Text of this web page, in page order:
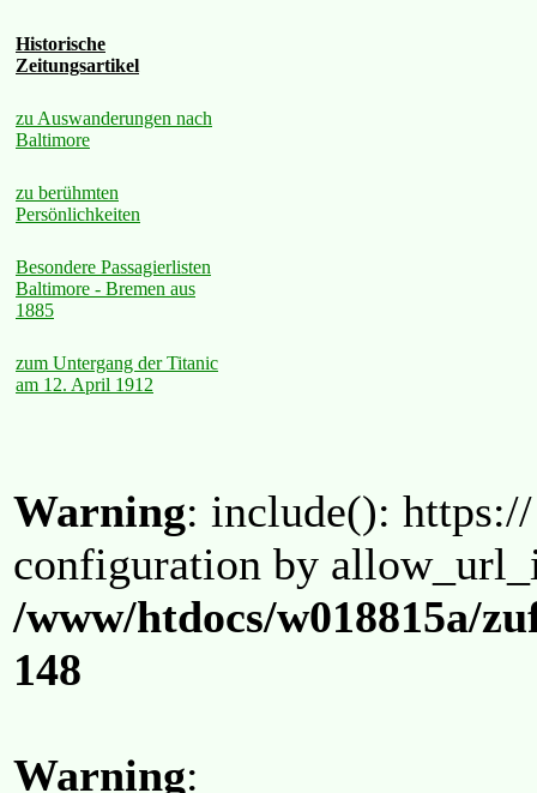
Historische
Zeitungsartikel
zu Auswanderungen nach
Baltimore
zu berühmten
Persönlichkeiten
Besondere Passagierlisten
Baltimore - Bremen aus
1885
zum Untergang der Titanic
am 12. April 1912
Warning: include():
configuration by
/www/htdocs/w018815a/
148
Warning: